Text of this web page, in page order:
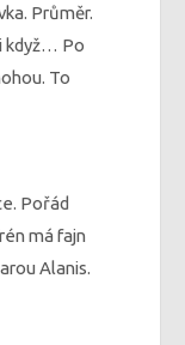
Průměr.
když… Po
To
Pořád
má fajn
Alanis.